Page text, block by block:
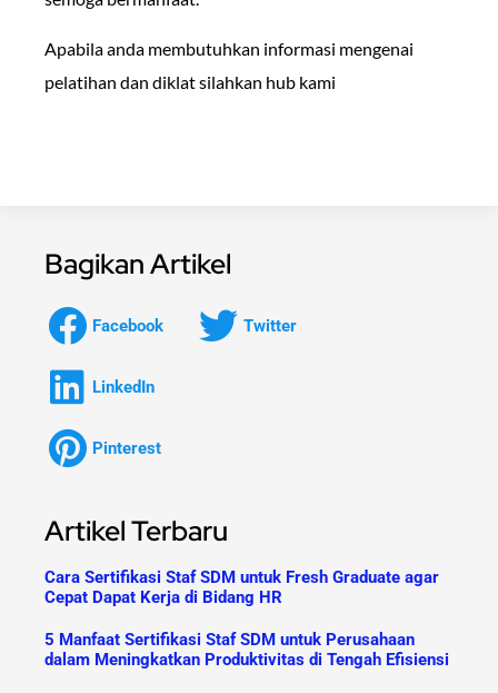
Apabila anda membutuhkan informasi mengenai
pelatihan dan diklat silahkan hub kami
Bagikan Artikel
Facebook Twitter
LinkedIn
Pinterest
Artikel Terbaru
Cara Sertifikasi Staf SDM untuk Fresh Graduate agar
Cepat Dapat Kerja di Bidang HR
5 Manfaat Sertifikasi Staf SDM untuk Perusahaan
dalam Meningkatkan Produktivitas di Tengah Efisiensi